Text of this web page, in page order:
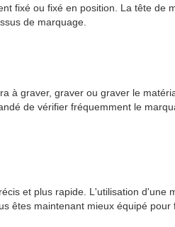
fixé ou fixé en position. La tête de
de marquage.
à graver, graver ou graver le
de vérifier fréquemment le
et plus rapide. L'utilisation d'une
êtes maintenant mieux équipé